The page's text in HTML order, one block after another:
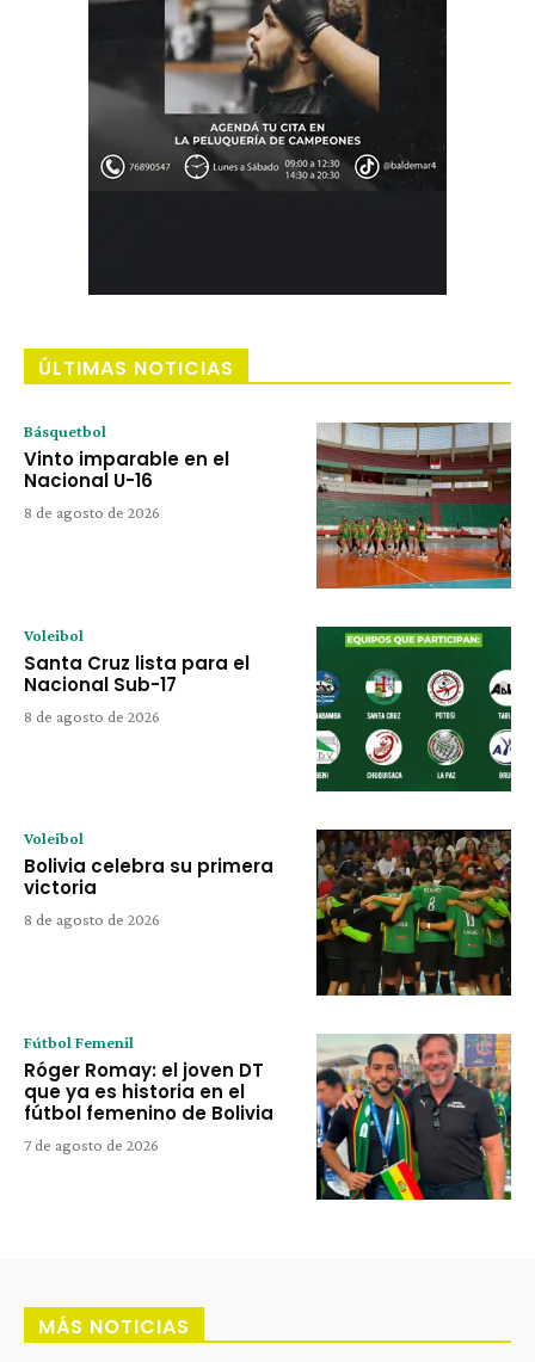
ÚLTIMAS NOTICIAS
Básquetbol
Vinto imparable en el
Nacional U-16
8 de agosto de 2026
Voleibol
Santa Cruz lista para el
Nacional Sub-17
8 de agosto de 2026
Voleibol
Bolivia celebra su primera
victoria
8 de agosto de 2026
Fútbol Femenil
Róger Romay: el joven DT
que ya es historia en el
fútbol femenino de Bolivia
7 de agosto de 2026
MÁS NOTICIAS